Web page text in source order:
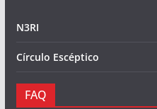
N3RI
Círculo Escéptico
FAQ